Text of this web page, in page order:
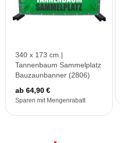
340 x 173 cm |
Tannenbaum Sammelplatz
Bauzaunbanner (2806)
ab 64,90 €
Sparen mit Mengenrabatt